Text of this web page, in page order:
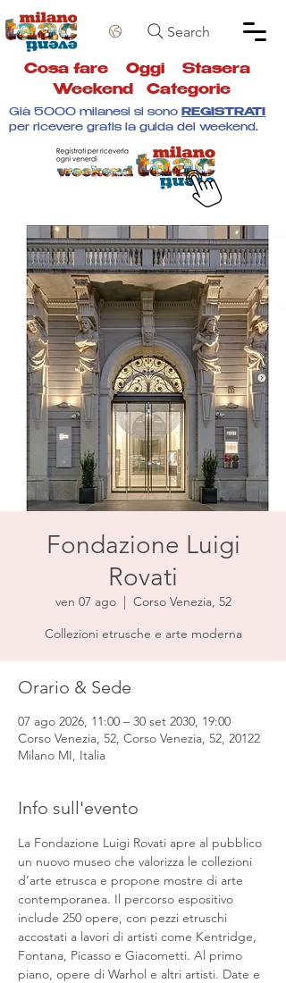
Search
Cosa fare Oggi Stasera
Weekend
Categorie
Già 5000 milanesi si sono REGISTRATI
per ricevere gratis la guida del weekend.
Fondazione Luigi
Rovati
ven 07 ago
  |
Corso Venezia, 52
Collezioni etrusche e arte moderna
Orario & Sede
07 ago 2026, 11:00 – 30 set 2030, 19:00
Corso Venezia, 52, Corso Venezia, 52, 20122
Milano MI, Italia
Info sull'evento
La Fondazione Luigi Rovati apre al pubblico
un nuovo museo che valorizza le collezioni
d’arte etrusca e propone mostre di arte
contemporanea. Il percorso espositivo
include 250 opere, con pezzi etruschi
accostati a lavori di artisti come Kentridge,
Fontana, Picasso e Giacometti. Al primo
piano, opere di Warhol e altri artisti. Date e